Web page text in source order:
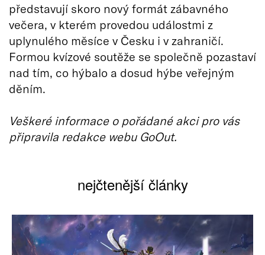
představují skoro nový formát zábavného
večera, v kterém provedou událostmi z
uplynulého měsíce v Česku i v zahraničí.
Formou kvízové soutěže se společně pozastaví
nad tím, co hýbalo a dosud hýbe veřejným
děním.
Veškeré informace o pořádané akci pro vás
připravila redakce webu GoOut.
nejčtenější články